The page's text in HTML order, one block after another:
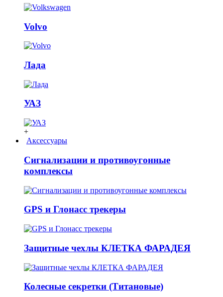
Volvo
Лада
УАЗ
+
Аксессуары
Сигнализации и противоугонные
комплексы
GPS и Глонасс трекеры
Защитные чехлы КЛЕТКА ФАРАДЕЯ
Колесные секретки (Титановые)